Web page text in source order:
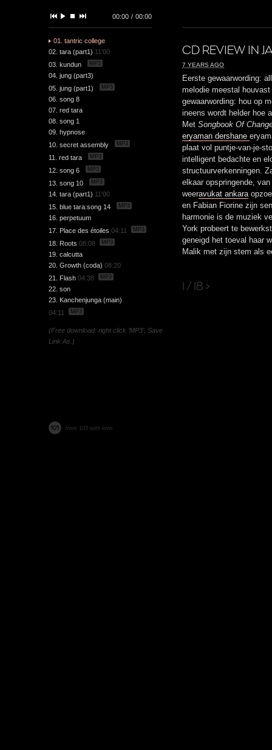
00:00 / 00:00
01. tantric college
02. tara (part1) 11'00
03. kundun
MP3
04. jung (part3)
05. jung (part1)
MP3
06. song 8
07. red tara
08. song 1
09. hypnose
10. secret assembly
MP3
11. red tara MP3
12. song 6 MP3
13. song 10 MP3
14. tara (part1) 11'00
15. blue tara:song 14
MP3
16. perpetuum
17. Place des étoiles 04:11 MP3
18. Roots 08:08 MP3
19. calcutta
20. Growth (coda) 08:20
21. Flash 04:38 MP3
22. son
23. Kanchenjunga (main)
04:11
MP3
(Free download: right click ‘MP3’, Save
Link As.)
CD REVIEW IN
7 YEARS AGO
Eerste gewaarwording:
melodie meestal
gewaarwording: hou op
ineens wordt helder hoe
Met Songbook Of
eryaman dershane
plaat vol puntje-van-je-
intelligent bedachte en
structuurverkenningen.
elkaar opspringende,
weeravukat ankara
en Fabian Fiorine zijn
harmonie is de muziek
York probeert te
geneigd het toeval haar
Malik met zijn stem als
1 / 18 >
from 103 with love.